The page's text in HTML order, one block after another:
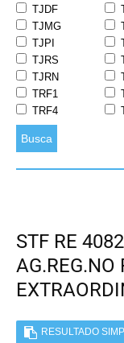
TJDF
TJMG
TJPI
TJRS
TJRN
TRF1
TRF4
Busca
STF RE
AG.REG.NO
RESULTADO